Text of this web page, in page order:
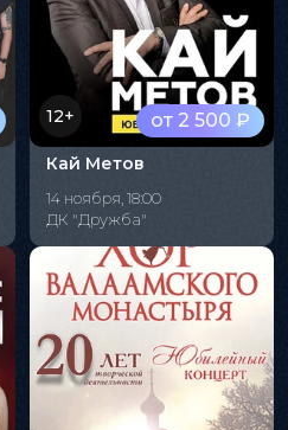
от 2 500 ₽
12+
Кай Метов
14 ноября, 18:00
ДК "Дружба"